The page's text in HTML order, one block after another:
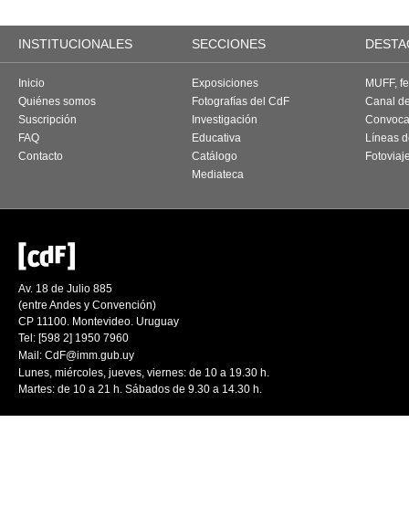
INSTITUCIONALES SECCIONES
Inicio
Quiénes somos
Suscripción
FAQ
Contacto
Exposiciones
Fotografías del CdF
Investigación
Educativa
Catálogo
Mediateca
MUFF,
Canal
Líneas
Av. 18 de Julio 885
(entre Andes y Convención)
CP 11100. Montevideo. Uruguay
Tel: [598 2] 1950 7960
Mail: CdF@imm.gub.uy
Lunes, miércoles, jueves, viernes: de 10 a 19.30 h.
Martes: de 10 a 21 h. Sábados de 9.30 a 14.30 h.